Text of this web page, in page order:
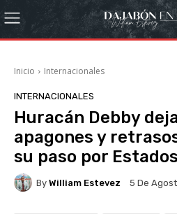
Inicio Internacionales
INTERNACIONALES
Huracán Debby
apagones y
su paso por
By William Estevez 5 De